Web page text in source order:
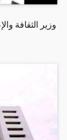
وزير الثقافة